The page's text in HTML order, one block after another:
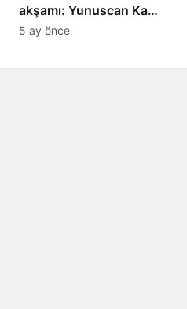
akşamı: Yunuscan Kaya
klasik yorumuyla
5 ay önce